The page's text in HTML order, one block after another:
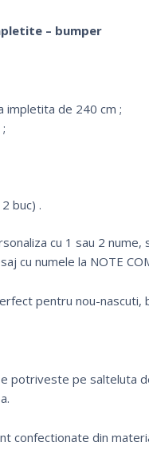
– bumper
impletita de 240 cm ;
buc) .
cu 1 sau 2
cu numele la NOTE
pentru nou-nascuti,
potriveste pe salteluta
confectionate din